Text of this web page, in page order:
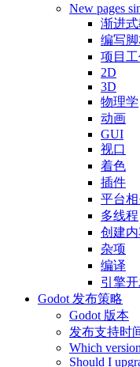
New pages
渐进
编写
项目
2D
3D
物理学
动画
GUI
视口
着色
插件
平台
多线程
创建
杂项
编译
引擎
Godot 发布策略
Godot 版本
发布支持时
Which
Should I